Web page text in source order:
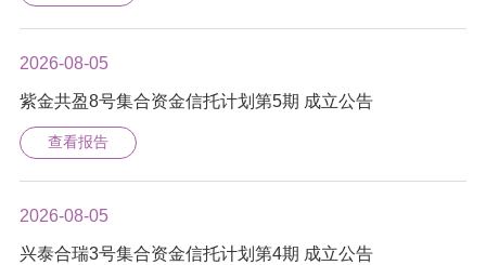
2026-08-05
紫金共盈8号集合资金信托计划第5期 成立公告
查看报告
2026-08-05
兴泰合瑞3号集合资金信托计划第4期 成立公告